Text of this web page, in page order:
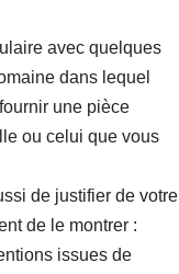
avec quelques
dans lequel
une pièce
ou celui que vous
de justifier de votre
de le montrer :
issues de